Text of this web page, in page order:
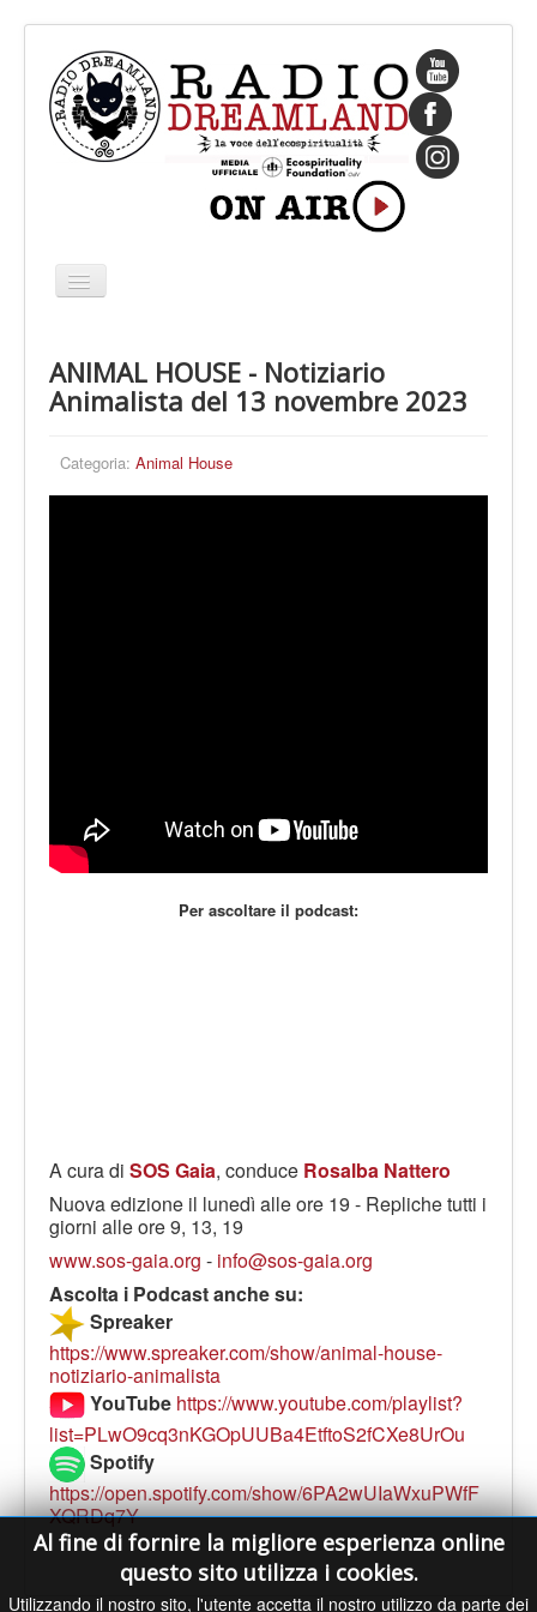
Cambia
navigazione
CHI SIAMO
IL FONDATORE
PROGRAMMI
PALINSESTO
ANIMAL HOUSE - Notiziario
Animalista del 13 novembre 2023
Categoria: Animal House
Per ascoltare il podcast:
A cura di SOS Gaia, conduce Rosalba Nattero
Nuova edizione il lunedì alle ore 19 - Repliche tutti i
giorni alle ore 9, 13, 19
www.sos-gaia.org - info@sos-gaia.org
Ascolta i Podcast anche su:
Spreaker
https://www.spreaker.com/show/animal-house-
notiziario-animalista
YouTube https://www.youtube.com/playlist?
list=PLwO9cq3nKGOpUUBa4EtftoS2fCXe8UrOu
Spotify
https://open.spotify.com/show/6PA2wUIaWxuPWfF
XQRDq7Y
Al fine di fornire la migliore esperienza online
questo sito utilizza i cookies.
Utilizzando il nostro sito, l'utente accetta il nostro utilizzo da parte dei